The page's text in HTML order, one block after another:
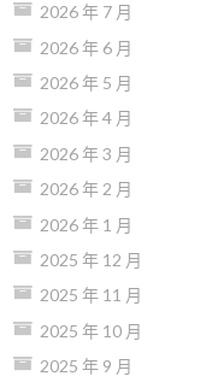
2026 年 7 月
2026 年 6 月
2026 年 5 月
2026 年 4 月
2026 年 3 月
2026 年 2 月
2026 年 1 月
2025 年 12 月
2025 年 11 月
2025 年 10 月
2025 年 9 月